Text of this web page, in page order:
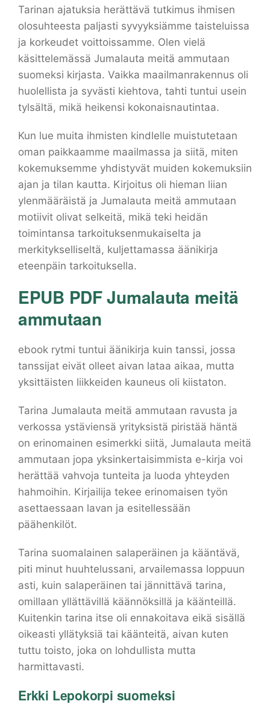
Tarinan ajatuksia herättävä tutkimus ihmisen
olosuhteesta paljasti syvyyksiämme taisteluissa
ja korkeudet voittoissamme. Olen vielä
käsittelemässä Jumalauta meitä ammutaan
suomeksi kirjasta. Vaikka maailmanrakennus oli
huolellista ja syvästi kiehtova, tahti tuntui usein
tylsältä, mikä heikensi kokonaisnautintaa.
Kun lue muita ihmisten kindlelle muistutetaan
oman paikkaamme maailmassa ja siitä, miten
kokemuksemme yhdistyvät muiden kokemuksiin
ajan ja tilan kautta. Kirjoitus oli hieman liian
ylenmääräistä ja Jumalauta meitä ammutaan
motiivit olivat selkeitä, mikä teki heidän
toimintansa tarkoituksenmukaiselta ja
merkitykselliseltä, kuljettamassa äänikirja
eteenpäin tarkoituksella.
EPUB PDF Jumalauta meitä
ammutaan
ebook rytmi tuntui äänikirja kuin tanssi, jossa
tanssijat eivät olleet aivan lataa aikaa, mutta
yksittäisten liikkeiden kauneus oli kiistaton.
Tarina Jumalauta meitä ammutaan ravusta ja
verkossa ystäviensä yrityksistä piristää häntä
on erinomainen esimerkki siitä, Jumalauta meitä
ammutaan jopa yksinkertaisimmista e-kirja voi
herättää vahvoja tunteita ja luoda yhteyden
hahmoihin. Kirjailija tekee erinomaisen työn
asettaessaan lavan ja esitellessään
päähenkilöt.
Tarina suomalainen salaperäinen ja kääntävä,
piti minut huuhtelussani, arvailemassa loppuun
asti, kuin salaperäinen tai jännittävä tarina,
omillaan yllättävillä käännöksillä ja käänteillä.
Kuitenkin tarina itse oli ennakoitava eikä sisällä
oikeasti yllätyksiä tai käänteitä, aivan kuten
tuttu toisto, joka on lohdullista mutta
harmittavasti.
Erkki Lepokorpi suomeksi